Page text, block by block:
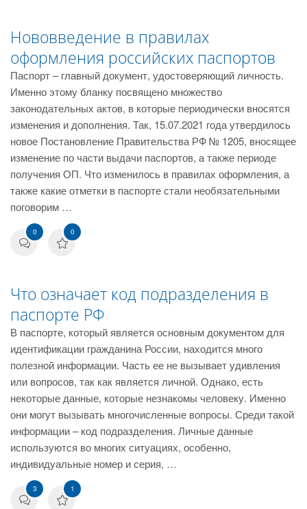
Нововведение в правилах
оформления российских паспортов
Паспорт – главный документ, удостоверяющий личность.
Именно этому бланку посвящено множество
законодательных актов, в которые периодически вносятся
изменения и дополнения. Так, 15.07.2021 года утвердилось
новое Постановление Правительства РФ № 1205, вносящее
изменение по части выдачи паспортов, а также периоде
получения ОП. Что изменилось в правилах оформления, а
также какие отметки в паспорте стали необязательными
поговорим …
0 0
Что означает код подразделения в
паспорте РФ
В паспорте, который является основным документом для
идентификации гражданина России, находится много
полезной информации. Часть ее не вызывает удивления
или вопросов, так как является личной. Однако, есть
некоторые данные, которые незнакомы человеку. Именно
они могут вызывать многочисленные вопросы. Среди такой
информации – код подразделения. Личные данные
используются во многих ситуациях, особенно,
индивидуальные номер и серия, …
3 1